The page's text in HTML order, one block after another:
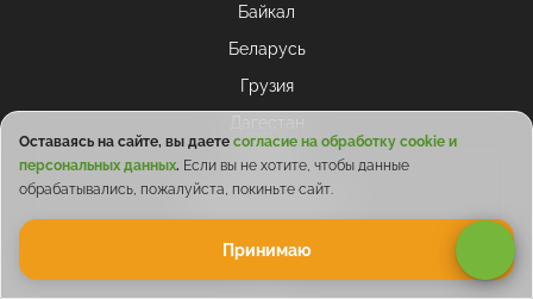
Байкал
Беларусь
Грузия
Домбай
Кабардино-Балкария
Оставаясь на сайте, вы даете согласие на обработку cookie и
персональных данных. Если вы не хотите, чтобы данные
обрабатывались, пожалуйста, покиньте сайт.
Принимаю